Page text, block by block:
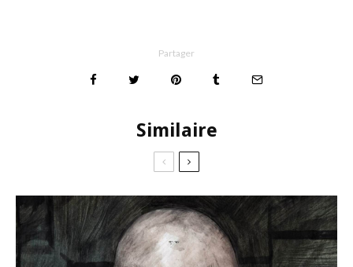
Partager
Similaire